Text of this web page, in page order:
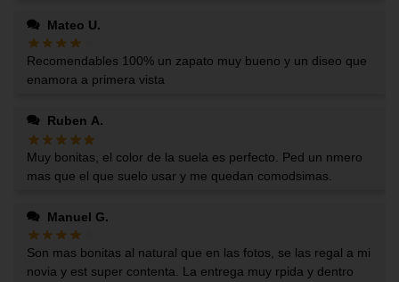
Mateo U.
Recomendables 100% un zapato muy bueno y un diseo que
enamora a primera vista
Ruben A.
Muy bonitas, el color de la suela es perfecto. Ped un nmero
mas que el que suelo usar y me quedan comodsimas.
Manuel G.
Son mas bonitas al natural que en las fotos, se las regal a mi
novia y est super contenta. La entrega muy rpida y dentro